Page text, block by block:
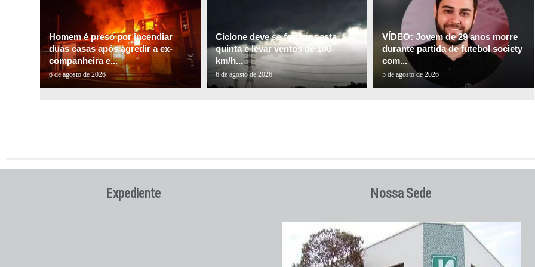
Homem é preso por incendiar
duas casas após agredir a ex-
companheira e...
6 de agosto de 2026
Ciclone deve se formar nesta
quinta e levar ventos de 100
km/h...
6 de agosto de 2026
VÍDEO: Jovem de 29 anos morre
durante partida de futebol society
com...
5 de agosto de 2026
Expediente Nossa Sede